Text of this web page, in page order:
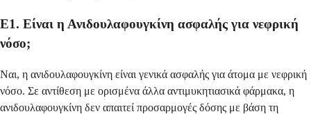
Ε1. Είναι η Ανιδουλαφουγκίνη ασφαλής για νεφρική
νόσο;
Ναι, η ανιδουλαφουγκίνη είναι γενικά ασφαλής για άτομα με νεφρική
νόσο. Σε αντίθεση με ορισμένα άλλα αντιμυκητιασικά φάρμακα, η
ανιδουλαφουγκίνη δεν απαιτεί προσαρμογές δόσης με βάση τη